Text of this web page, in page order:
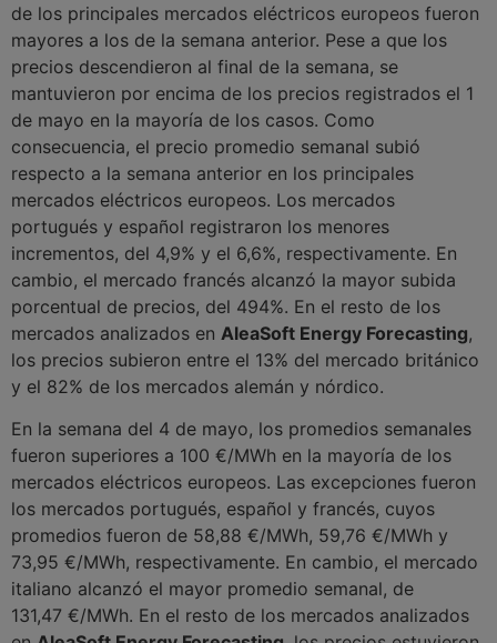
de los principales mercados eléctricos europeos fueron
mayores a los de la semana anterior. Pese a que los
precios descendieron al final de la semana, se
mantuvieron por encima de los precios registrados el 1
de mayo en la mayoría de los casos. Como
consecuencia, el precio promedio semanal subió
respecto a la semana anterior en los principales
mercados eléctricos europeos. Los mercados
portugués y español registraron los menores
incrementos, del 4,9% y el 6,6%, respectivamente. En
cambio, el mercado francés alcanzó la mayor subida
porcentual de precios, del 494%. En el resto de los
mercados analizados en AleaSoft Energy Forecasting,
los precios subieron entre el 13% del mercado británico
y el 82% de los mercados alemán y nórdico.
En la semana del 4 de mayo, los promedios semanales
fueron superiores a 100 €/MWh en la mayoría de los
mercados eléctricos europeos. Las excepciones fueron
los mercados portugués, español y francés, cuyos
promedios fueron de 58,88 €/MWh, 59,76 €/MWh y
73,95 €/MWh, respectivamente. En cambio, el mercado
italiano alcanzó el mayor promedio semanal, de
131,47 €/MWh. En el resto de los mercados analizados